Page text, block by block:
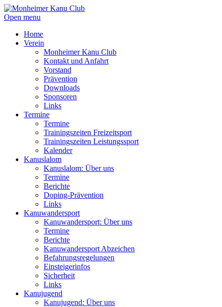
Open menu
Home
Verein
Monheimer Kanu Club
Kontakt und Anfahrt
Vorstand
Prävention
Downloads
Sponsoren
Links
Termine
Termine
Trainingszeiten Freizeitsport
Trainingszeiten Leistungssport
Kalender
Kanuslalom
Kanuslalom: Über uns
Termine
Berichte
Doping-Prävention
Links
Kanuwandersport
Kanuwandersport: Über uns
Termine
Berichte
Kanuwandersport Abzeichen
Befahrungsregelungen
Einsteigerinfos
Sicherheit
Links
Kanujugend
Kanujugend: Über uns